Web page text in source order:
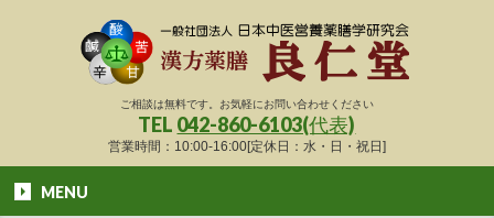
ご相談は無料です。お気軽にお問い合わせください
TEL 042-860-6103(代表)
営業時間：10:00-16:00[定休日：水・日・祝日]
MENU